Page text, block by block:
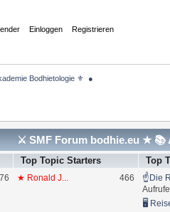
Einloggen Registrieren
Bodhietologie ⚜  ●
⚔ SMF Forum bodhie.eu ★ 📚
Top Topic Starters Top
★ Ronald J... 466
☝Die
Aufrufe
🖥